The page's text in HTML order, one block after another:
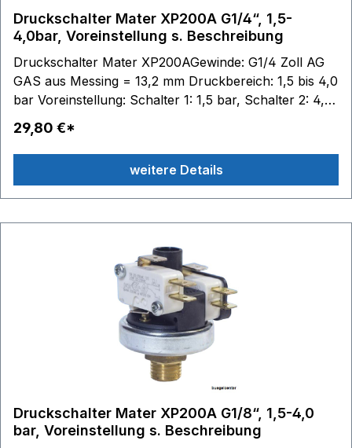
Druckschalter Mater XP200A G1/4“, 1,5-
4,0bar, Voreinstellung s. Beschreibung
Druckschalter Mater XP200AGewinde: G1/4 Zoll AG
GAS aus Messing = 13,2 mm Druckbereich: 1,5 bis 4,0
bar Voreinstellung: Schalter 1: 1,5 bar, Schalter 2: 4,0
bar - max. Unterschied zwischen Schalter 1 und 2 =
2,0 bar Standard Hysterese: 0,3+/-0,15 bar
Schaltkontakte: 6,3 x 0,8 - max. 250V 10(4)A
Edelstahlmembrane (AISI 316) Silikon Material
Gehäuse: Technopolymer (PET) Temperaturbereich:
29,80 €*
weitere Details
Druckschalter Mater XP200A G1/8“, 1,5-4,0
bar, Voreinstellung s. Beschreibung